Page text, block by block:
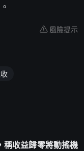
風險提示
收益歸零將動搖機